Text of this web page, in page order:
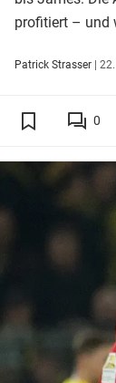
profitiert – und
Patrick Strasser |
0